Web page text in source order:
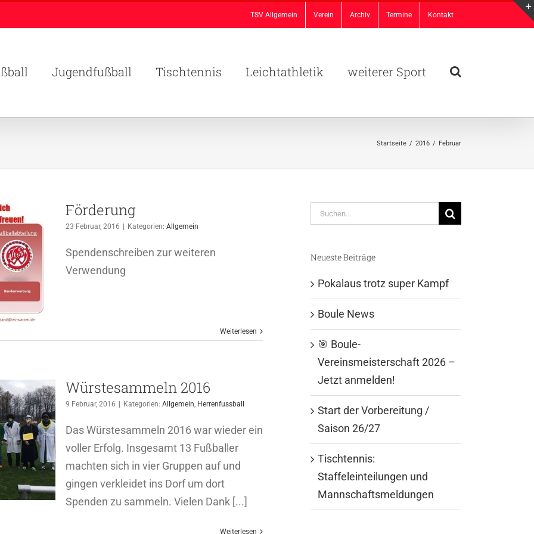
TSV Allgemein Verein Archiv Termine Kontakt
Jugendfußball Tischtennis Leichtathletik weiterer Sport
Startseite / 2016 / Februar
Förderung
23 Februar, 2016 Kategorien: Allgemein
Spendenschreiben zur weiteren
Verwendung
Weiterlesen
Würstesammeln 2016
9 Februar, 2016 Kategorien: Allgemein, Herrenfussball
Das Würstesammeln 2016 war wieder ein
voller Erfolg. Insgesamt 13 Fußballer
machten sich in vier Gruppen auf und
gingen verkleidet ins Dorf um dort
Spenden zu sammeln. Vielen Dank [...]
Weiterlesen
Suche
nach:
Neueste Beiträge
Pokalaus trotz super Kampf
Boule News
🎯 Boule-
Vereinsmeisterschaft 2026 –
Jetzt anmelden!
Start der Vorbereitung /
Saison 26/27
Tischtennis:
Staffeleinteilungen und
Mannschaftsmeldungen